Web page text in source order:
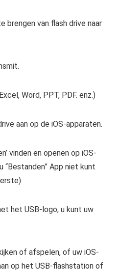
brengen van flash drive naar
Word, PPT, PDF. enz.)
aan op de iOS-apparaten.
vinden en openen op iOS-
“Bestanden” App niet kunt
het USB-logo, u kunt uw
of afspelen, of uw iOS-
op het USB-flashstation of